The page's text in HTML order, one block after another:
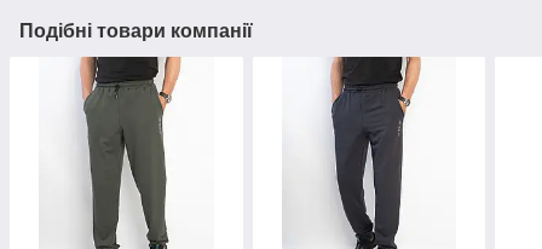
Подібні товари компанії